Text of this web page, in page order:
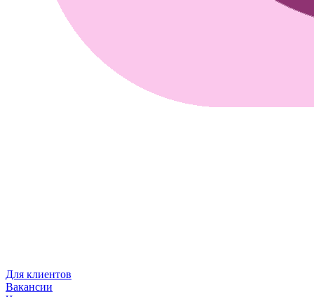
Для клиентов
Вакансии